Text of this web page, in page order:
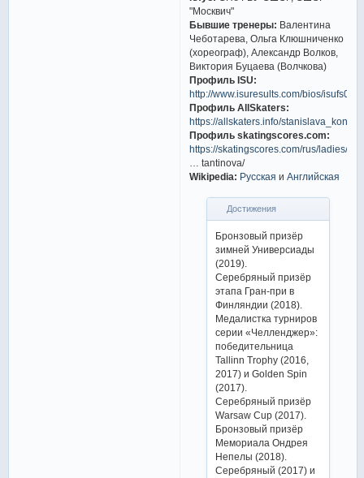
"Москвич"
Бывшие тренеры: Валентина
Чеботарева, Ольга Клюшниченко
(хореограф), Александр Волков,
Виктория Буцаева (Волчкова)
Профиль ISU:
http://www.isuresults.com/bios/
Профиль AllSkaters:
https://allskaters.info/
Профиль skatingscores.com:
https://skatingscores.com/rus/ladies/st
… tantinova/
Wikipedia: Русская иАнглийская
Достижения
Бронзовый призёр
зимней Универсиады
(2019).
Серебряный призёр
этапа Гран-при в
Финляндии (2018).
Медалистка турниров
серии «Челленджер»:
победительница
Tallinn Trophy (2016,
2017) и Golden Spin
(2017).
Серебряный призёр
Warsaw Cup (2017).
Бронзовый призёр
Мемориала Ондрея
Непелы (2018).
Серебряный (2017) и